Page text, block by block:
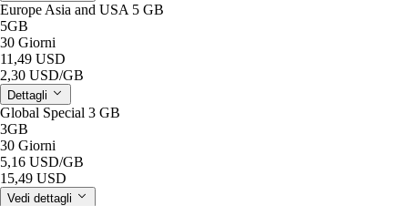
Europe Asia and USA 5 GB
5GB
30 Giorni
11,49 USD
2,30 USD/GB
Dettagli
Global Special 3 GB
3GB
30 Giorni
5,16 USD/GB
15,49 USD
Vedi dettagli